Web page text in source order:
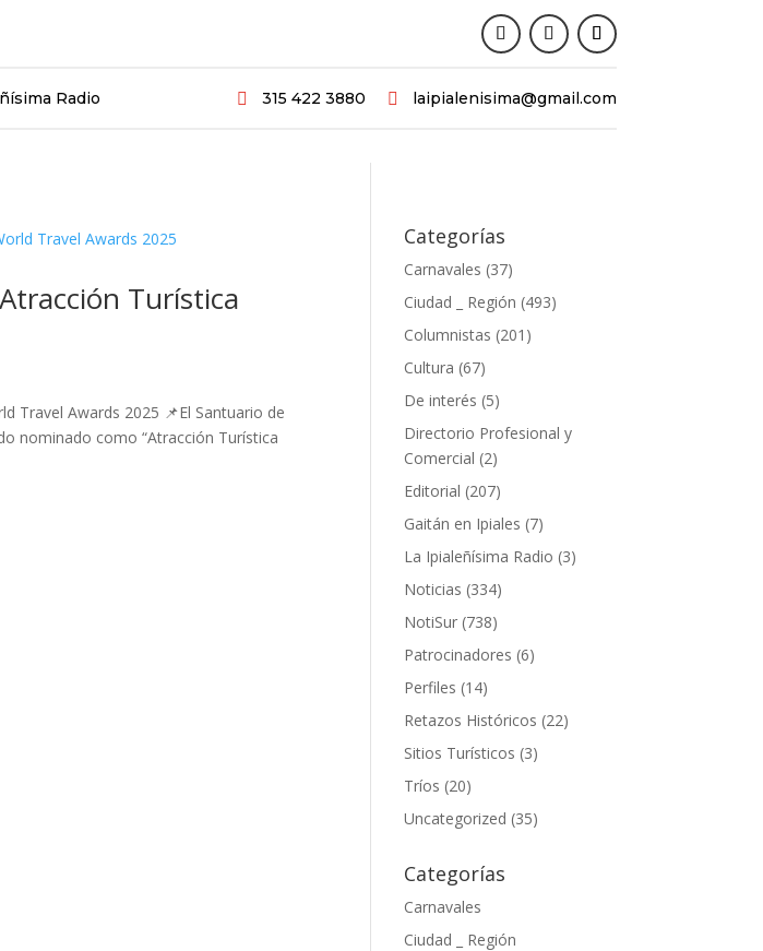
Radio  315 422 3880  laipialenisima@gmail.com
Turística
Travel Awards 2025 📌El Santuario de
nominado como “Atracción Turística
Categorías
Carnavales (37)
Ciudad _ Región (493)
Columnistas (201)
Cultura (67)
De interés (5)
Directorio Profesional y
Comercial (2)
Editorial (207)
Gaitán en Ipiales (7)
La Ipialeñísima Radio (3)
Noticias (334)
NotiSur (738)
Patrocinadores (6)
Perfiles (14)
Retazos Históricos (22)
Sitios Turísticos (3)
Tríos (20)
Uncategorized (35)
Categorías
Carnavales
Ciudad _ Región